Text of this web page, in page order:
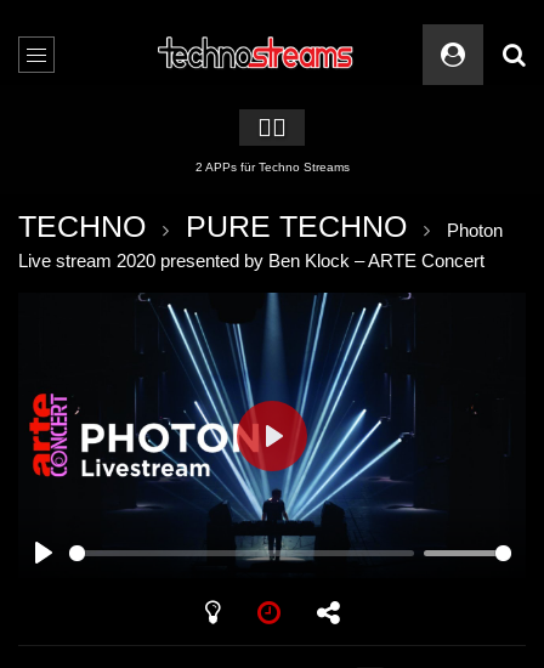
🏳️‍🌈
2 APPs für Techno Streams
TECHNO PURE TECHNO
Photon
Live stream 2020 presented by Ben Klock – ARTE Concert
PLAY